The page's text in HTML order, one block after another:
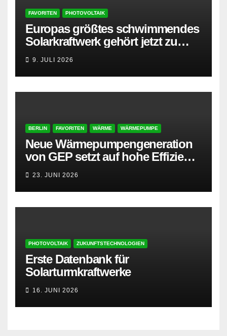
FAVORITEN PHOTOVOLTAIK
Europas größtes schwimmendes
Solarkraftwerk gehört jetzt zu
AMPYR
9. JULI 2026
BERLIN FAVORITEN WÄRME WÄRMEPUMPE
Neue Wärmepumpengeneration
von GEP setzt auf hohe Effizienz
und besonders leisen Betrieb
23. JUNI 2026
PHOTOVOLTAIK ZUKUNFTSTECHNOLOGIEN
Erste Datenbank für
Solarturmkraftwerke
16. JUNI 2026